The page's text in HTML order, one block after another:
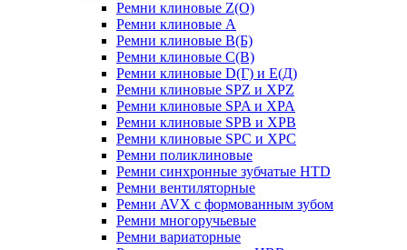
Ремни клиновые Z(О)
Ремни клиновые А
Ремни клиновые В(Б)
Ремни клиновые С(В)
Ремни клиновые D(Г) и Е(Д)
Ремни клиновые SPZ и XPZ
Ремни клиновые SPA и XPA
Ремни клиновые SPB и XPB
Ремни клиновые SPC и XPC
Ремни поликлиновые
Ремни синхронные зубчатые HTD
Ремни вентиляторные
Ремни AVX с формованным зубом
Ремни многоручьевые
Ремни вариаторные